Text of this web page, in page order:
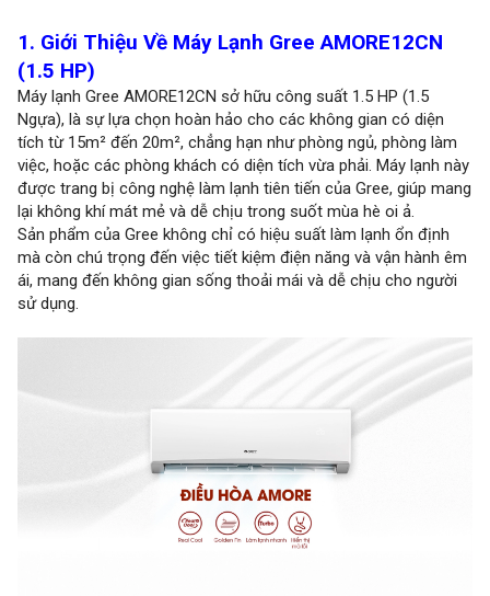
1. Giới Thiệu Về Máy Lạnh Gree AMORE12CN
(1.5 HP)
Máy lạnh Gree AMORE12CN sở hữu công suất 1.5 HP (1.5
Ngựa), là sự lựa chọn hoàn hảo cho các không gian có diện
tích từ 15m² đến 20m², chẳng hạn như phòng ngủ, phòng làm
việc, hoặc các phòng khách có diện tích vừa phải. Máy lạnh này
được trang bị công nghệ làm lạnh tiên tiến của Gree, giúp mang
lại không khí mát mẻ và dễ chịu trong suốt mùa hè oi ả.
Sản phẩm của Gree không chỉ có hiệu suất làm lạnh ổn định
mà còn chú trọng đến việc tiết kiệm điện năng và vận hành êm
ái, mang đến không gian sống thoải mái và dễ chịu cho người
sử dụng.